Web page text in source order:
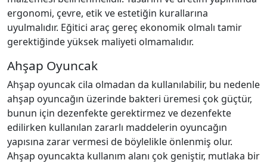
ergonomi, çevre, etik ve estetiğin kurallarına
uyulmalıdır. Eğitici araç gereç ekonomik olmalı tamir
gerektiğinde yüksek maliyeti olmamalıdır.
Ahşap Oyuncak
Ahşap oyuncak cila olmadan da kullanılabilir, bu nedenle
ahşap oyuncağın üzerinde bakteri üremesi çok güçtür,
bunun için dezenfekte gerektirmez ve dezenfekte
edilirken kullanılan zararlı maddelerin oyuncağın
yapısına zarar vermesi de böylelikle önlenmiş olur.
Ahşap oyuncakta kullanım alanı çok geniştir, mutlaka bir